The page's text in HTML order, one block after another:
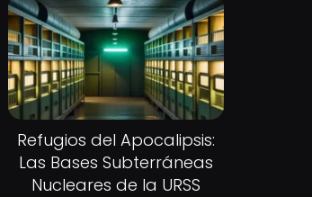
Refugios del Apocalipsis:
Las Bases Subterráneas
Nucleares de la URSS